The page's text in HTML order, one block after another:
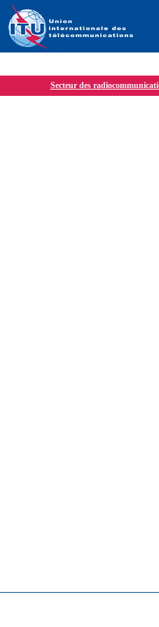
Secteur des